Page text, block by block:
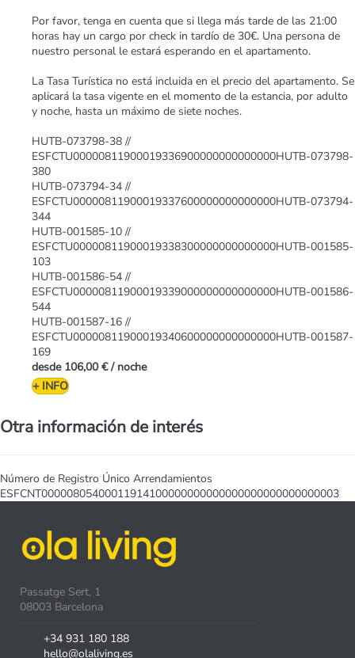
Por favor, tenga en cuenta que si llega más tarde de las 21:00
horas hay un cargo por check in tardío de 30€. Una persona de
nuestro personal le estará esperando en el apartamento.
La Tasa Turística no está incluida en el precio del apartamento. Se
aplicará la tasa vigente en el momento de la estancia, por adulto
y noche, hasta un máximo de siete noches.
HUTB-073798-38 //
ESFCTU00000811900019336900000000000000HUTB-073798-
380
HUTB-073794-34 //
ESFCTU00000811900019337600000000000000HUTB-073794-
344
HUTB-001585-10 //
ESFCTU00000811900019338300000000000000HUTB-001585-
103
HUTB-001586-54 //
ESFCTU00000811900019339000000000000000HUTB-001586-
544
HUTB-001587-16 //
ESFCTU00000811900019340600000000000000HUTB-001587-
169
desde 106,00 € / noche
+ INFO
Otra información de interés
Número de Registro Único Arrendamientos
ESFCNT00000805400011914100000000000000000000000000003
Passatge Sert, 1
08003 Barcelona
+34 931 180 188
hello@olaliving.es